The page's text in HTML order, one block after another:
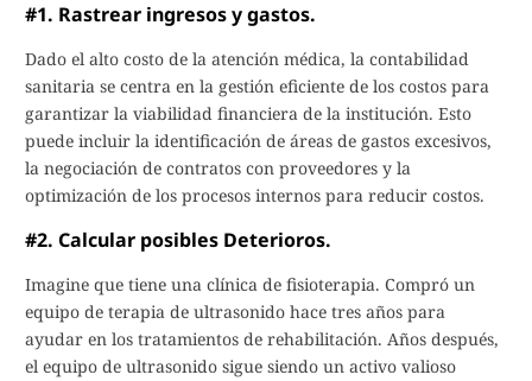
#1. Rastrear ingresos y gastos.
Dado el alto costo de la atención médica, la contabilidad
sanitaria se centra en la gestión eficiente de los costos para
garantizar la viabilidad financiera de la institución. Esto
puede incluir la identificación de áreas de gastos excesivos,
la negociación de contratos con proveedores y la
optimización de los procesos internos para reducir costos.
#2. Calcular posibles Deterioros.
Imagine que tiene una clínica de fisioterapia. Compró un
equipo de terapia de ultrasonido hace tres años para
ayudar en los tratamientos de rehabilitación. Años después,
el equipo de ultrasonido sigue siendo un activo valioso